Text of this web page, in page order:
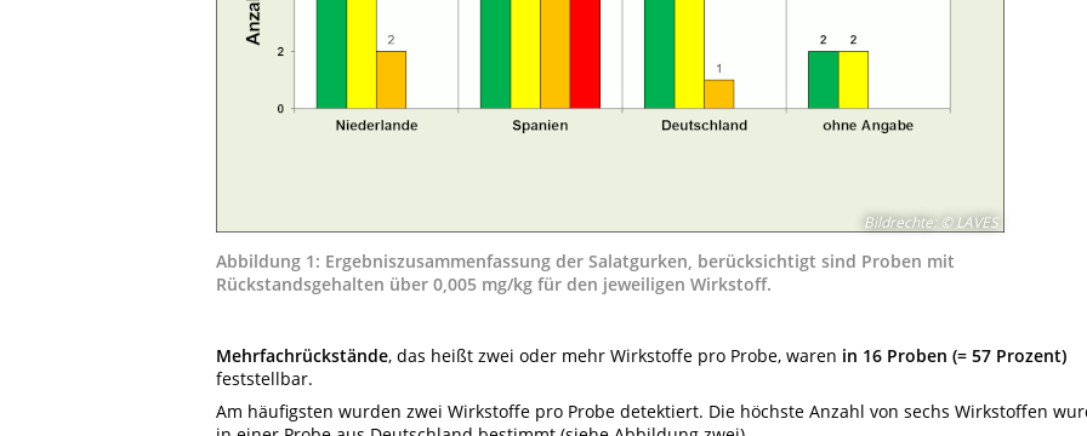
Bildrechte:© LAVES
Abbildung 1: Ergebniszusammenfassung der Salatgurken, berücksichtigt sind Proben mit
Rückstandsgehalten über 0,005 mg/kg für den jeweiligen Wirkstoff.
Mehrfachrückstände, das heißt zwei oder mehr Wirkstoffe pro Probe, waren in 16 Proben (= 57 Prozent)
feststellbar.
Am häufigsten wurden zwei Wirkstoffe pro Probe detektiert. Die höchste Anzahl von sechs Wirkstoffen